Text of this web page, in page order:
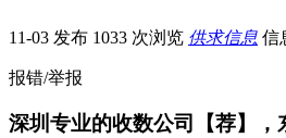
11-03 发布 1033 次浏览 供求信息 信
报错/举报
深圳专业的收数公司【荐】，